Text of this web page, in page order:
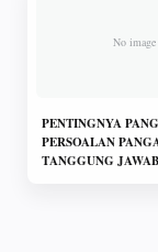
PENTINGNYA
PERSOALAN
TANGGUNG